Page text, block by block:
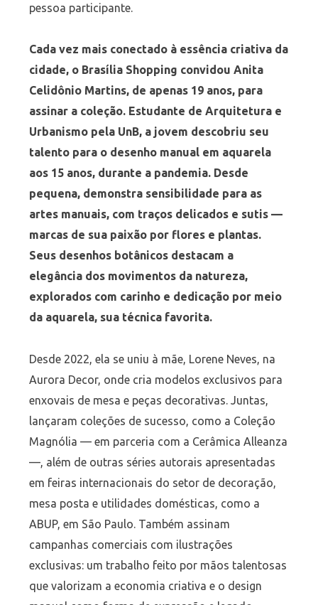
pessoa participante.
Cada vez mais conectado à essência criativa da
cidade, o Brasília Shopping convidou Anita
Celidônio Martins, de apenas 19 anos, para
assinar a coleção. Estudante de Arquitetura e
Urbanismo pela UnB, a jovem descobriu seu
talento para o desenho manual em aquarela
aos 15 anos, durante a pandemia. Desde
pequena, demonstra sensibilidade para as
artes manuais, com traços delicados e sutis —
marcas de sua paixão por flores e plantas.
Seus desenhos botânicos destacam a
elegância dos movimentos da natureza,
explorados com carinho e dedicação por meio
da aquarela, sua técnica favorita.
Desde 2022, ela se uniu à mãe, Lorene Neves, na
Aurora Decor, onde cria modelos exclusivos para
enxovais de mesa e peças decorativas. Juntas,
lançaram coleções de sucesso, como a Coleção
Magnólia — em parceria com a Cerâmica Alleanza
—, além de outras séries autorais apresentadas
em feiras internacionais do setor de decoração,
mesa posta e utilidades domésticas, como a
ABUP, em São Paulo. Também assinam
campanhas comerciais com ilustrações
exclusivas: um trabalho feito por mãos talentosas
que valorizam a economia criativa e o design